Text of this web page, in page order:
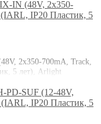
2x350-700mA, Track,
5 лет), Arlight